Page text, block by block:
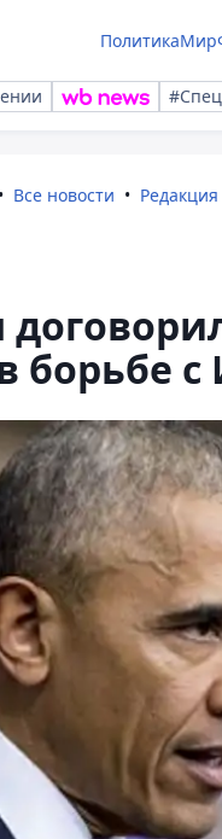
ПолитикаМир
Все новости
борьбе с